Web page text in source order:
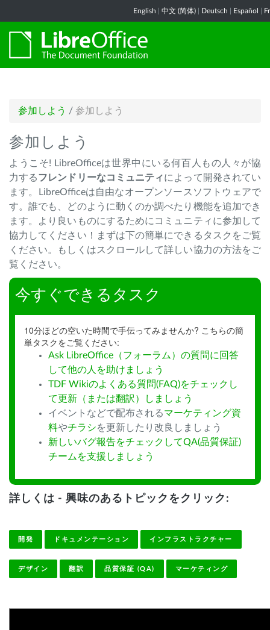
English 中文 (简体) Deutsch Español
参加しよう / 参加しよう
参加しよう
ようこそ! LibreOfficeは世界中にいる何百人もの人々が協
力するフレンドリーなコミュニティによって開発されてい
ます。LibreOfficeは自由なオープンソースソフトウェアで
す。誰でも、どのように動くのか調べたり機能を追加でき
ます。より良いものにするためにコミュニティに参加して
協力してください！まずは下の簡単にできるタスクをご覧
ください。もしくはスクロールして詳しい協力の方法をご
覧ください。
今すぐできるタスク
10分ほどの空いた時間で手伝ってみませんか? こちらの簡
単タスクをご覧ください:
Ask LibreOffice（フォーラム）の質問に回答
して他の人を助けましょう
TDF Wikiのよくある質問(FAQ)をチェックし
て更新（または翻訳）しましょう
イベントなどで配布されるマーケティング資
料やチラシを更新したり改良しましょう
新しいバグ報告をチェックしてQA(品質保証)
チームを支援しましょう
詳しくは - 興味のあるトピックをクリック:
開発 ドキュメンテーション インフラストラクチャー
デザイン 翻訳 品質保証 (QA) マーケティング